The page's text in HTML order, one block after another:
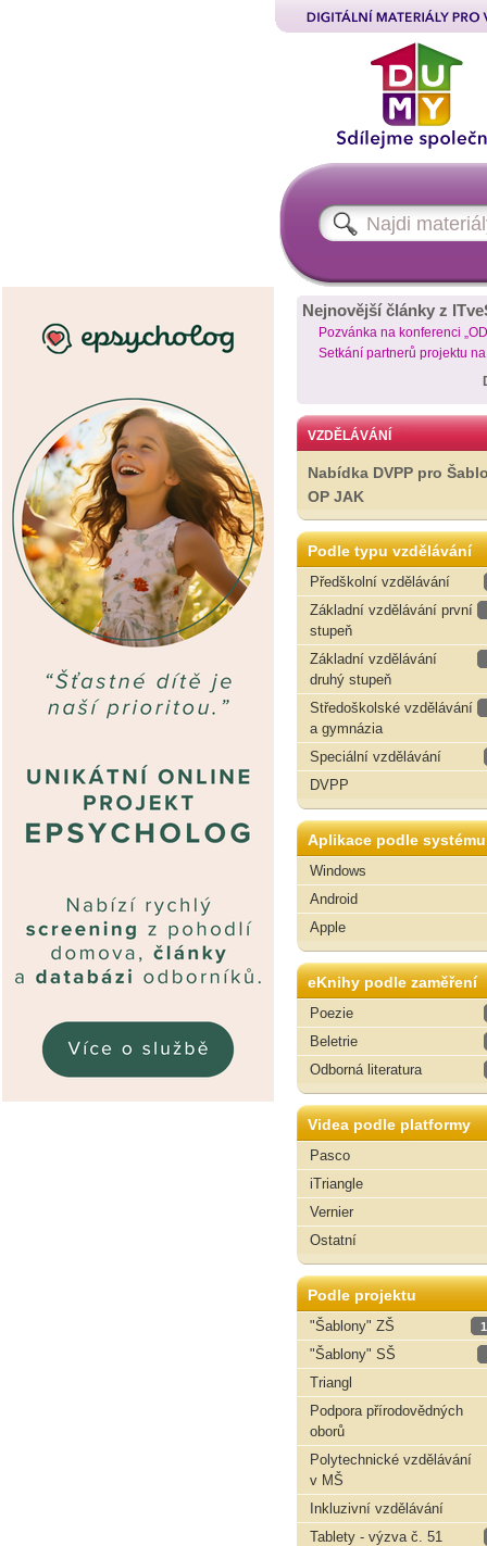
Nejnovější články z
Pozvánka na konferenci
Setkání partnerů projektu
VZDĚLÁVÁNÍ
Nabídka DVPP pro
OP JAK
Podle typu vzdělávání
Předškolní vzdělávání
Základní vzdělávání první
stupeň
Základní vzdělávání
druhý stupeň
Středoškolské vzdělávání
a gymnázia
Speciální vzdělávání
DVPP
Aplikace podle systému
Windows
Android
Apple
eKnihy podle zaměření
Poezie
Beletrie
Odborná literatura
Videa podle platformy
Pasco
iTriangle
Vernier
Ostatní
Podle projektu
"Šablony" ZŠ
"Šablony" SŠ
Triangl
Podpora přírodovědných
oborů
Polytechnické vzdělávání
v MŠ
Inkluzivní vzdělávání
Tablety - výzva č. 51